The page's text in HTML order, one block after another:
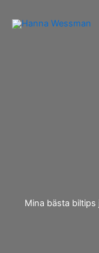
Mina bästa biltips